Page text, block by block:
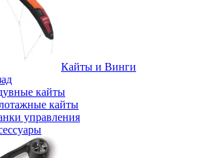
Кайты и Винги
кайты
кайты
управления